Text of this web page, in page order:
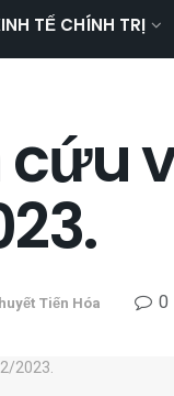
TẾ CHÍNH TRỊ
Tiến Hóa 0